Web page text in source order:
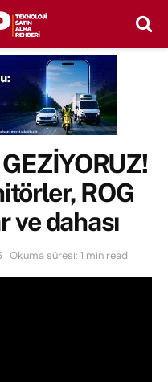
ROG
dahası
Okuma süresi: 1 min read